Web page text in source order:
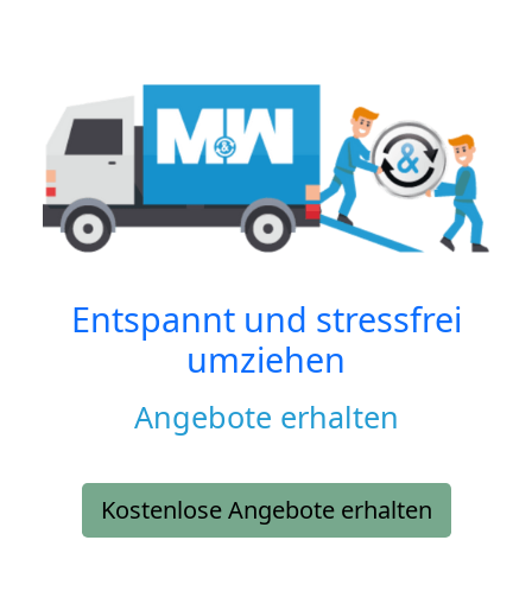
Entspannt und stressfrei
umziehen
Angebote erhalten
Kostenlose Angebote erhalten